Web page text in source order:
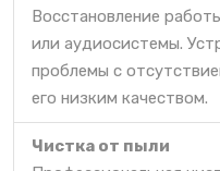
Восстановление
или аудиосистемы.
проблемы с
его низким качеством.
Чистка от пыли